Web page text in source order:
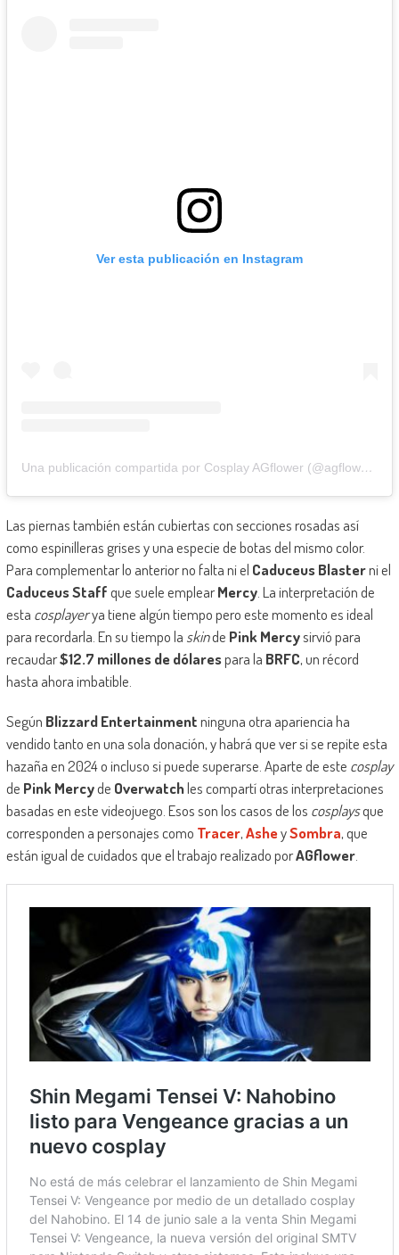
Ver esta publicación en Instagram
Una publicación compartida por Cosplay AGflower (@agflower_shu)
Las piernas también están cubiertas con secciones rosadas así
como espinilleras grises y una especie de botas del mismo color.
Para complementar lo anterior no falta ni el Caduceus Blasterni el
Caduceus Staffque suele emplearMercy. La interpretación de
esta cosplayerya tiene algún tiempo pero este momento es ideal
para recordarla. En su tiempo la skinde Pink Mercysirvió para
recaudar$12.7 millones de dólarespara la BRFC, un récord
hasta ahora imbatible.
Según Blizzard Entertainmentninguna otra apariencia ha
vendido tanto en una sola donación, y habrá que ver si se repite esta
hazaña en 2024 o incluso si puede superarse. Aparte de este cosplay
de Pink Mercyde Overwatchles compartí otras interpretaciones
basadas en este videojuego. Esos son los casos de los cosplaysque
corresponden a personajes como Tracer,AsheySombra, que
están igual de cuidados que el trabajo realizado porAGflower.